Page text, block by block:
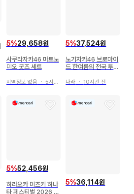
5%29,658원
사쿠라자카46 마토노
미오 굿즈 세트
지역정보 없음 ・ 5시간 전
5%37,524원
노기자카46 브로마이
드 한여름의 전국 투어
후쿠오카 카나가와 사
나라 ・ 10시간 전
5%52,456원
히라오카 미즈키 히나
타 페스티벌 2026 팜
5%36,114원